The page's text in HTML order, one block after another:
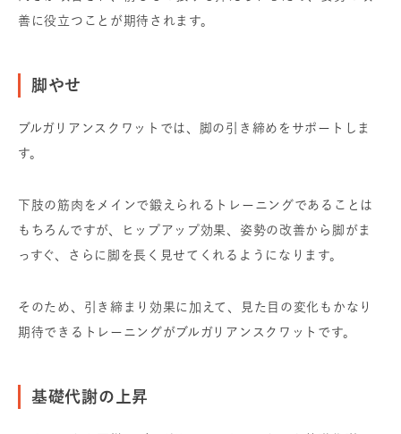
善に役立つことが期待されます。
脚やせ
ブルガリアンスクワットでは、脚の引き締めをサポートしま
す。
下肢の筋肉をメインで鍛えられるトレーニングであることは
もちろんですが、ヒップアップ効果、姿勢の改善から脚がま
っすぐ、さらに脚を長く見せてくれるようになります。
そのため、引き締まり効果に加えて、見た目の変化もかなり
期待できるトレーニングがブルガリアンスクワットです。
基礎代謝の上昇